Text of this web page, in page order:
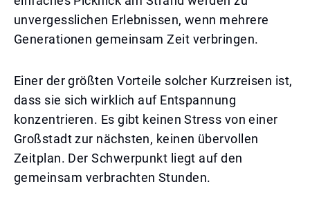
unvergesslichen Erlebnissen, wenn mehrere
Generationen gemeinsam Zeit verbringen.
Einer der größten Vorteile solcher Kurzreisen ist,
dass sie sich wirklich auf Entspannung
konzentrieren. Es gibt keinen Stress von einer
Großstadt zur nächsten, keinen übervollen
Zeitplan. Der Schwerpunkt liegt auf den
gemeinsam verbrachten Stunden.